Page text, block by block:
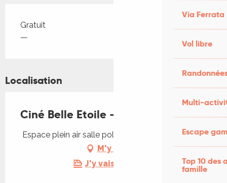
Via Ferrata
Vol libre
Multi-
Escape
Top 10 des
famille
Tarifs 2026
Gratuit
—
Localisation
Ciné Belle Etoile - En fanfare
Espace plein air salle polyvalente, 46200 Lacave
M'y rendre
J'y vais en train !